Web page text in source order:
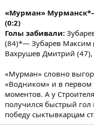
«Мурман»
(0:2)
Голы забивали:
(84)*— Зубарев Максим
Вахрушев Дмитрий
«Мурман» словно
«Водником» и в первом
моментов. А у
получился быстрый гол
победу сыктывкарцам